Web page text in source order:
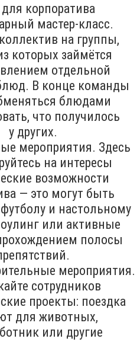
корпоратива
мастер-класс.
на группы,
которых займётся
отдельной
В конце команды
блюдами
что получилось
у других.
мероприятия. Здесь
на интересы
возможности
— это могут быть
и настольному
или активные
полосы
мероприятия.
сотрудников
проекты: поездка
для животных,
или другие